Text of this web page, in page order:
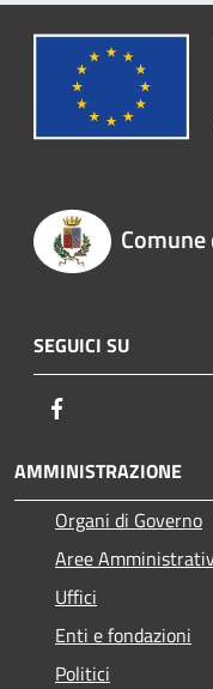
SEGUICI SU
AMMINISTRAZIONE
Organi di Governo
Aree
Uffici
Enti e fondazioni
Politici